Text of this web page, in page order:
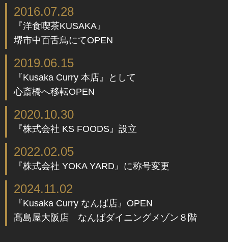
2016.07.28
『洋食喫茶KUSAKA』
堺市中百舌鳥にてOPEN
2019.06.15
『Kusaka Curry 本店』として
心斎橋へ移転OPEN
2020.10.30
『株式会社 KS FOODS』設立
2022.02.05
『株式会社 YOKA YARD』に称号変更
2024.11.02
『Kusaka Curry なんば店』OPEN
髙島屋大阪店 なんばダイニングメゾン８階